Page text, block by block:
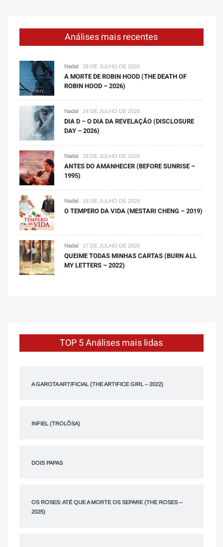
Análises mais recentes
Nadal 28 DE JULHO DE 2026
A MORTE DE ROBIN HOOD (THE DEATH OF
ROBIN HOOD – 2026)
Nadal 24 DE JULHO DE 2026
DIA D – O DIA DA REVELAÇÃO (DISCLOSURE
DAY – 2026)
Nadal 18 DE JULHO DE 2026
ANTES DO AMANHECER (BEFORE SUNRISE –
1995)
Nadal 18 DE JULHO DE 2026
O TEMPERO DA VIDA (MESTARI CHENG – 2019)
Nadal 17 DE JULHO DE 2026
QUEIME TODAS MINHAS CARTAS (BURN ALL
MY LETTERS – 2022)
TOP 5 Análises mais lidas
A GAROTA ARTIFICIAL (THE ARTIFICE GIRL – 2022)
INFIEL (TROLÕSA)
DOIS PAPAS
OS ROSES: ATÉ QUE A MORTE OS SEPARE (THE ROSES –
2025)